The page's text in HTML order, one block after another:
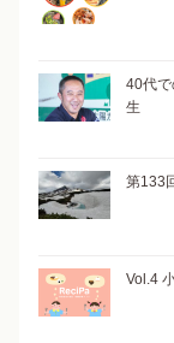
40代で
生
第133
Vol.4